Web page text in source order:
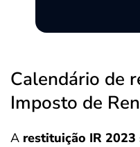
Calendário de
Imposto de
A restituição IR